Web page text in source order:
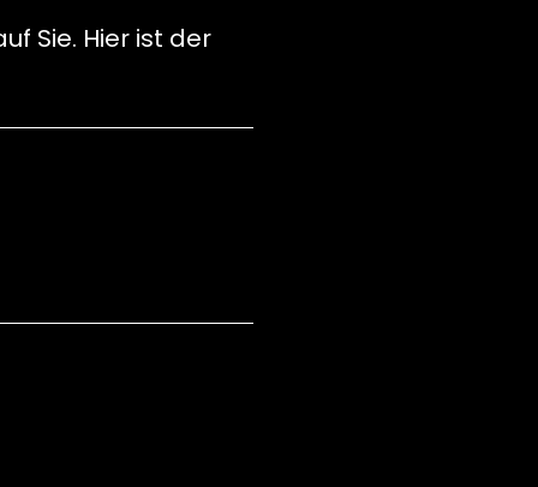
Sie. Hier ist der